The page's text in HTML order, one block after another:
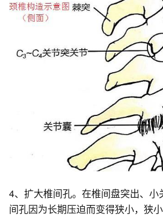
4、扩大椎间孔。在椎间盘突出、
间孔因为长期压迫而变得狭小，狭